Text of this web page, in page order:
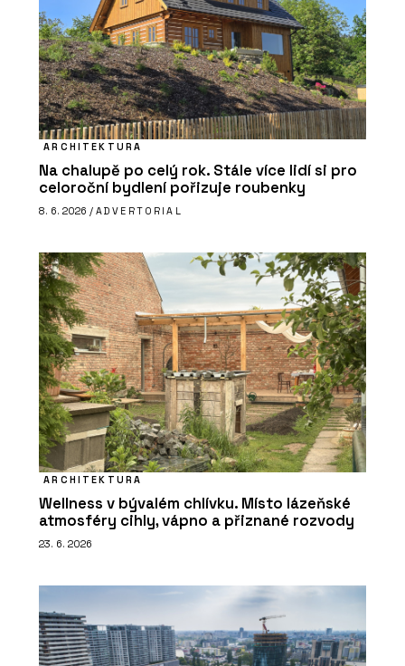
ARCHITEKTURA
Na chalupě po celý rok. Stále více lidí si pro
celoroční bydlení pořizuje roubenky
8. 6. 2026 / ADVERTORIAL
ARCHITEKTURA
Wellness v bývalém chlívku. Místo lázeňské
atmosféry cihly, vápno a přiznané rozvody
23. 6. 2026